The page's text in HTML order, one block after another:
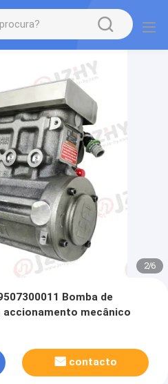
2/6
Bomba de
mecânico
contacto